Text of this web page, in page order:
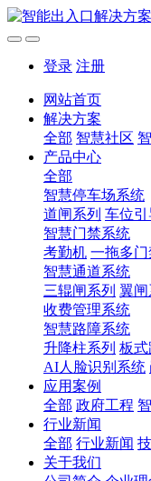
登录 注册
网站首页
解决方案
全部 智慧社区
产品中心
全部
智慧停车场系统
道闸系列 车位
智慧门禁系统
考勤机 一拖多
智慧通道系统
三辊闸系列 翼闸
收费管理系统
智慧路障系统
升降柱系列 板式
AI人脸识别系统
应用案例
全部 政府工程
行业新闻
全部 行业新闻
关于我们